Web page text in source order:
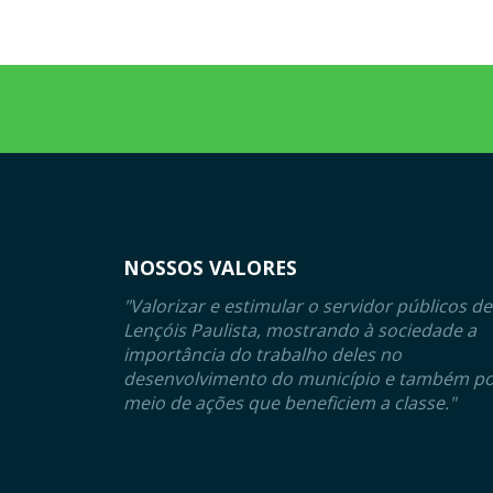
NOSSOS VALORES
"Valorizar e estimular o servidor públicos de
Lençóis Paulista, mostrando à sociedade a
importância do trabalho deles no
desenvolvimento do município e também
meio de ações que beneficiem a classe."